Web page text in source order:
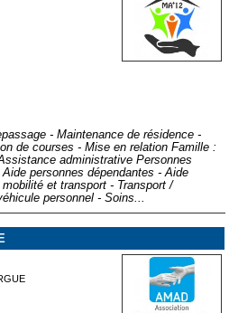
- Maintenance de résidence -
de courses - Mise en relation Famille :
administrative Personnes
personnes dépendantes - Aide
et transport - Transport /
personnel - Soins...